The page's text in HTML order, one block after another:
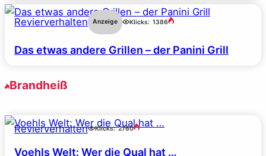
Revierverhalten Anzeige Klicks: 1386
Das etwas andere Grillen – der Panini Grill
Brandheiß
Revierverhalten Klicks: 2760
Voehls Welt: Wer die Qual hat …